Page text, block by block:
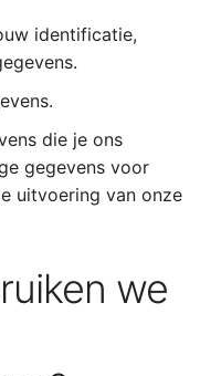
identificatie,
die je ons
gegevens voor
uitvoering van onze
we